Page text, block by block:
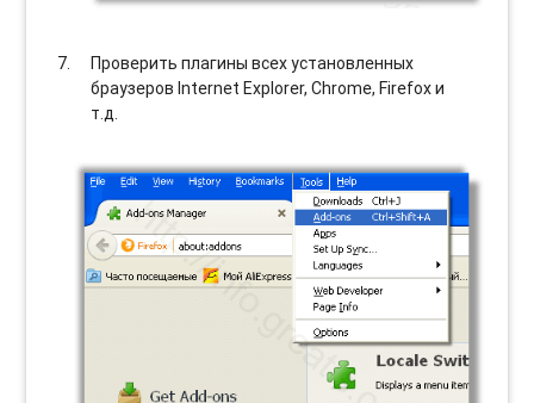
Проверить плагины всех установленных
браузеров Internet Explorer, Chrome, Firefox и
т.д.